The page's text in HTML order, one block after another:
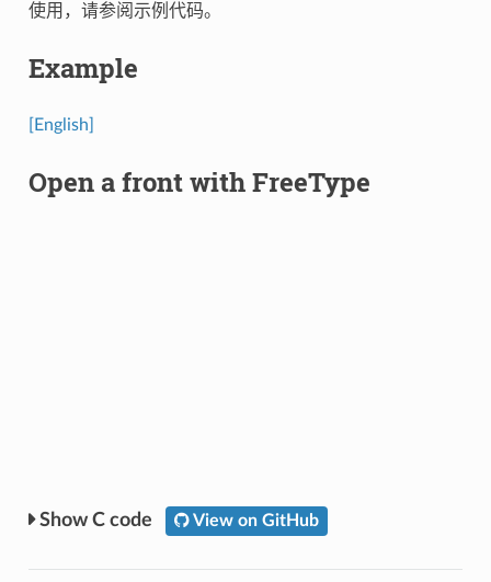
使用，请参阅示例代码。
Example
[English]
Open a front with FreeType
C code View on GitHub